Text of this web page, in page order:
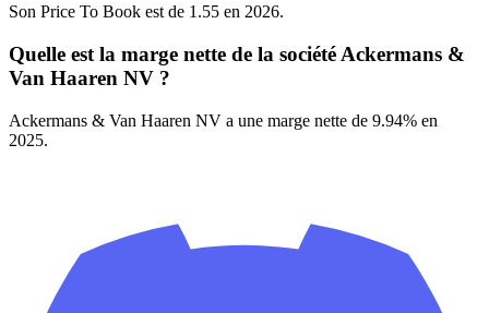
Son Price To Book est de 1.55 en 2026.
Quelle est la marge nette de la société Ackermans &
Van Haaren NV ?
Ackermans & Van Haaren NV a une marge nette de 9.94% en
2025.